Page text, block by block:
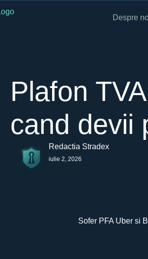
Despre
Plafon
cand devii
Redactia Stradex
iulie 2, 2026